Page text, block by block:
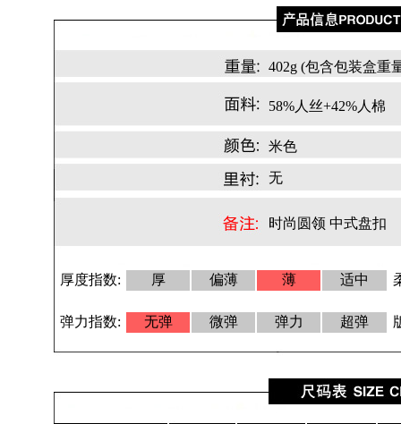
402g (包含包装盒重
58%人丝+42%人棉
米色
无
时尚圆领 中式盘扣
厚度指数: 厚 偏薄 薄 适中
弹力指数: 无弹 微弹 弹力 超弹